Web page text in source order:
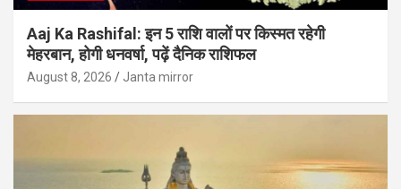
Aaj Ka Rashifal: इन 5 राशि वालों पर किस्मत रहेगी
मेहरबान, होगी धनवर्षा, पढ़ें दैनिक राशिफल
August 8, 2026 Janta mirror